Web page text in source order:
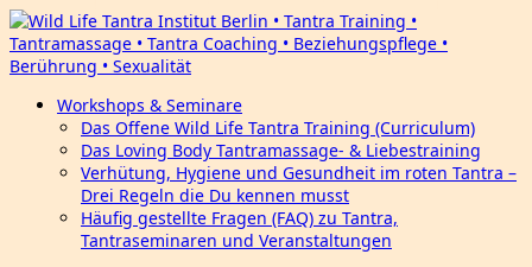
Workshops & Seminare
Das Offene Wild Life Tantra Training (Curriculum)
Das Loving Body Tantramassage- & Liebestraining
Verhütung, Hygiene und Gesundheit im roten Tantra –
Drei Regeln die Du kennen musst
Häufig gestellte Fragen (FAQ) zu Tantra,
Tantraseminaren und Veranstaltungen